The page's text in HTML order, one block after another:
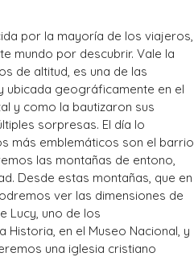
por la mayoría de los viajeros,
mundo por descubrir. Vale la
de altitud, es una de las
ubicada geográficamente en el
y como la bautizaron sus
sorpresas. El día lo
más emblemáticos son el barrio
las montañas de entono,
Desde estas montañas, que en
ver las dimensiones de
Lucy, uno de los
en el Museo Nacional, y
una iglesia cristiano